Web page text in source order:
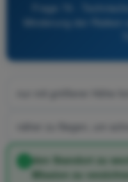
Frage 79 -
den Standort zu
Mission zu